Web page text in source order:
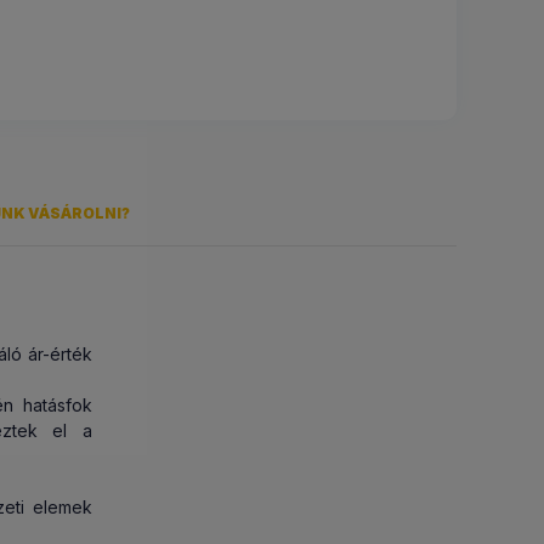
VÁSÁROLNI?
ár-érték
hatásfok
el a
elemek
27